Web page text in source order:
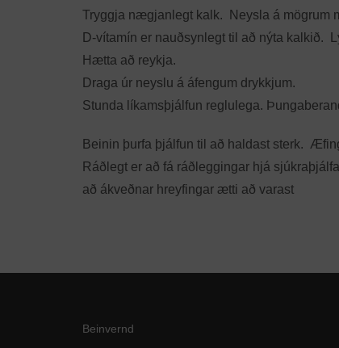
Tryggja nægjanlegt kalk. Neysla á mögrum
D-vítamín er nauðsynlegt til að nýta kalkið.
Hætta að reykja.
Draga úr neyslu á áfengum drykkjum.
Stunda líkamsþjálfun reglulega.
Beinin þurfa þjálfun til að haldast sterk.
Ráðlegt er að fá ráðleggingar hjá
að ákveðnar hreyfingar ætti að varast
Beinvernd